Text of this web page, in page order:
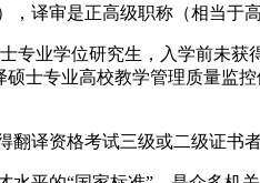
译审是正高级职称（相当于
业学位研究生，入学前未
士专业高校教学管理质量监
译资格考试三级或二级证书